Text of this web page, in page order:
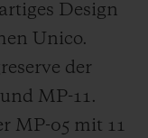
Design
Unico.
der
MP-11.
MP-05 mit 11